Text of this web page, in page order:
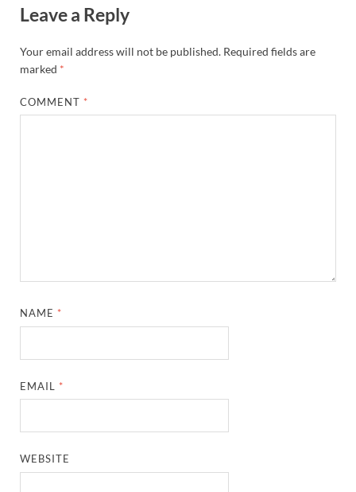
Leave a Reply
Your email address will not be published. Required fields are
marked *
COMMENT *
NAME *
EMAIL *
WEBSITE